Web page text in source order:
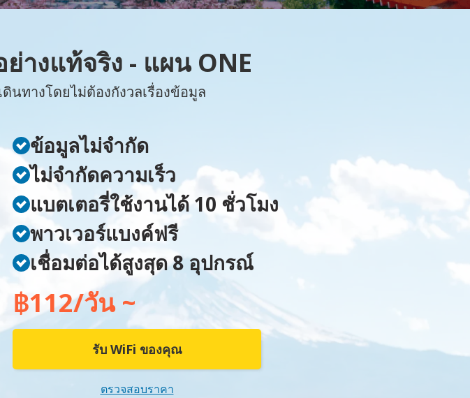
างแท้จริง - แผน ONE
ทางโดยไม่ต้องกังวลเรื่องข้อมูล
ข้อมูลไม่จำกัด
ไม่จำกัดความเร็ว
แบตเตอรี่ใช้งานได้ 10 ชั่วโมง
พาวเวอร์แบงค์ฟรี
เชื่อมต่อได้สูงสุด 8 อุปกรณ์
฿112/วัน ~
รับ WiFi ของคุณ
ตรวจสอบราคา